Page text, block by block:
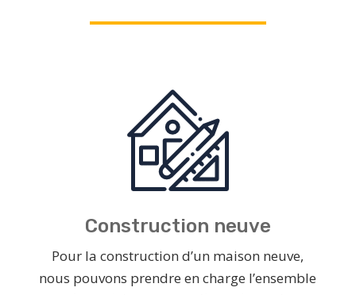
Construction neuve
Pour la construction d’un maison neuve,
nous pouvons prendre en charge l’ensemble